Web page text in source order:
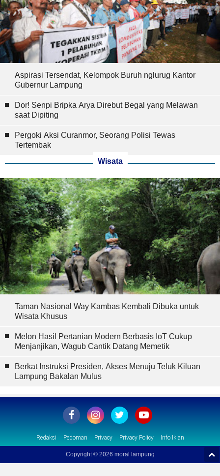
Aspirasi Tersendat, Kelompok Buruh nglurug Kantor
Gubernur Lampung
Dor! Senpi Bripka Arya Direbut Begal yang Melawan
saat Dipiting
Pergoki Aksi Curanmor, Seorang Polisi Tewas
Tertembak
Wisata
Taman Nasional Way Kambas Kembali Dibuka untuk
Wisata Khusus
Melon Hasil Pertanian Modern Berbasis IoT Cukup
Menjanjikan, Wagub Cantik Datang Memetik
Berkat Instruksi Presiden, Akses Menuju Teluk Kiluan
Lampung Bakalan Mulus
Redaksi Pedoman Privacy Privacy Policy Info Iklan
Copyright © 2026 moral lampung